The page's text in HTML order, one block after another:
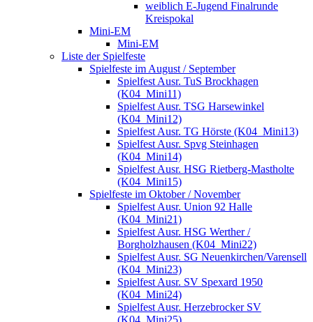
weiblich E-Jugend Finalrunde
Kreispokal
Mini-EM
Mini-EM
Liste der Spielfeste
Spielfeste im August / September
Spielfest Ausr. TuS Brockhagen
(K04_Mini11)
Spielfest Ausr. TSG Harsewinkel
(K04_Mini12)
Spielfest Ausr. TG Hörste (K04_Mini13)
Spielfest Ausr. Spvg Steinhagen
(K04_Mini14)
Spielfest Ausr. HSG Rietberg-Mastholte
(K04_Mini15)
Spielfeste im Oktober / November
Spielfest Ausr. Union 92 Halle
(K04_Mini21)
Spielfest Ausr. HSG Werther /
Borgholzhausen (K04_Mini22)
Spielfest Ausr. SG Neuenkirchen/Varensell
(K04_Mini23)
Spielfest Ausr. SV Spexard 1950
(K04_Mini24)
Spielfest Ausr. Herzebrocker SV
(K04_Mini25)